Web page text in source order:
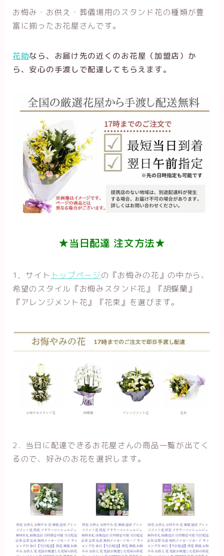
お悔み・お供え・葬儀場用のスタンド花の種類が豊
富に揃ったお花屋さんです。
花助なら、お届け先の近くのお花屋（加盟店）か
ら、安心の手渡しで配達してもらえます。
★当日配達 注文方法★
1，サイト トップページの『お悔みの花』の中から、
希望のスタイル『お悔みスタンド花』『胡蝶蘭』
『アレンジメント花』『花束』を選びます。
2．当日に配達できるお花屋さんの商品一覧が出てく
るので、好みのお花を選択します。